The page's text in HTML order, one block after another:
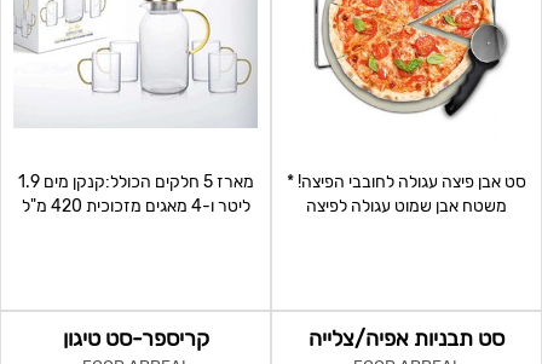
סט אבן פיצה עגולה לחובבי הפיצה! *
משטח אבן שמוט עגולה לפיצה
מארז 5 חלקים הכולל:קנקן מים 1.9
ליטר ו-4 מאגים מזכוכית 420 מ"ל
סט תבניות אפיה/צלייה קריספר-סט טיגון